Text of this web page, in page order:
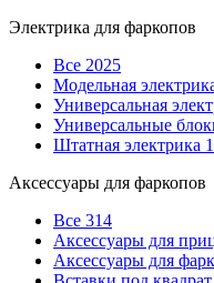
Электрика для фаркопов
Все 2025
Модельная
Универсальная
Универсальные
Штатная электрика
Аксессуары для фаркопов
Все 314
Аксессуары для
Аксессуары для